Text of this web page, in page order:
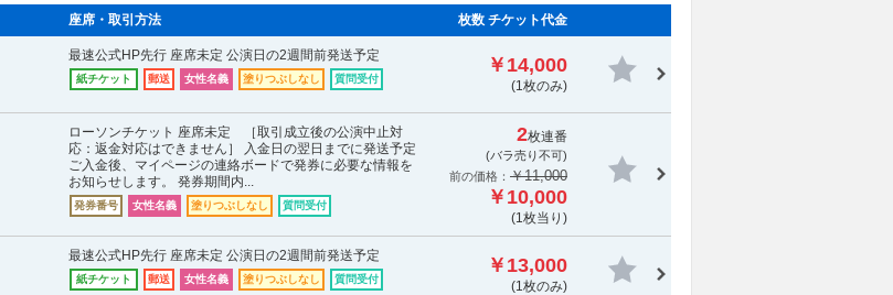
座席・取引方法 枚数 チケット代金
最速公式HP先行 座席未定 公演日の2週間前発送予定
紙チケット 郵送 女性名義 塗りつぶしなし 質問受付
￥14,000
(1枚のみ)
ローソンチケット 座席未定 ［取引成立後の公演中止対
応：返金対応はできません］ 入金日の翌日までに発送予定
ご入金後、マイページの連絡ボードで発券に必要な情報を
お知らせします。 発券期間内...
発券番号 女性名義 塗りつぶしなし 質問受付
2枚連番
(バラ売り不可)
前の価格： ￥11,000
￥10,000
(1枚当り)
最速公式HP先行 座席未定 公演日の2週間前発送予定
紙チケット 郵送 女性名義 塗りつぶしなし 質問受付
￥13,000
(1枚のみ)